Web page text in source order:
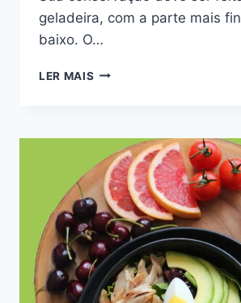
geladeira, com a parte mais
baixo. O…
LER MAIS PROPRIEDADES
IMPORTANTES
PARA
SUA
SAÚDE!